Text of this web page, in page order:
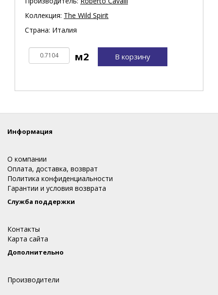
Коллекция: The Wild Spirit
Страна: Италия
В корзину
Информация
О компании
Оплата, доставка, возврат
Политика конфиденциальности
Гарантии и условия возврата
Служба поддержки
Контакты
Карта сайта
Дополнительно
Производители